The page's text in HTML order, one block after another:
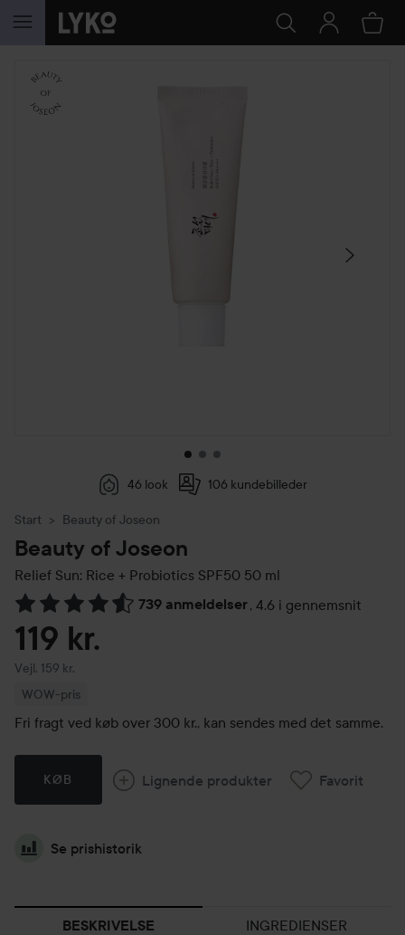
GÅ TIL INDHOLD
SPRING OVER SEKTIONEN
46 look 106 kundebilleder
Start Beauty of Joseon
Beauty of Joseon
Relief Sun: Rice + Probiotics SPF50 50 ml
739 anmeldelser, 4.6 i gennemsnit
Gå til Anmeldelser & kommentarer
119 kr.
Vejl. 159 kr.
Vejledende pris 159 kr.
WOW-pris
Fri fragt ved køb over 300 kr., kan sendes med det samme.
KØB Lignende produkter Favorit
Se prishistorik
BESKRIVELSE INGREDIENSER